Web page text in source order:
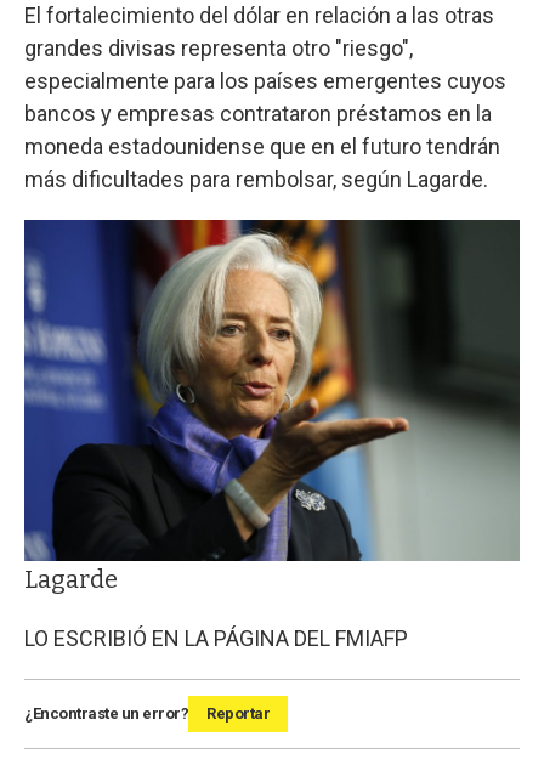
El fortalecimiento del dólar en relación a las otras
grandes divisas representa otro "riesgo",
especialmente para los países emergentes cuyos
bancos y empresas contrataron préstamos en la
moneda estadounidense que en el futuro tendrán
más dificultades para rembolsar, según Lagarde.
Lagarde
LO ESCRIBIÓ EN LA PÁGINA DEL FMIAFP
¿Encontraste un error? Reportar